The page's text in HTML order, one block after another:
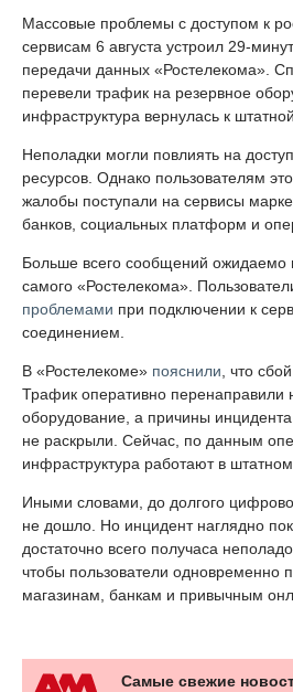
Массовые проблемы с доступом к
сервисам 6 августа устроил 29-
передачи данных «Ростелекома».
перевели трафик на резервное
инфраструктура вернулась к
Неполадки могли повлиять на
ресурсов. Однако пользователям
жалобы поступали на сервисы
банков, социальных платформ и
Больше всего сообщений ожидаемо
самого «Ростелекома».
проблемами при подключении к
соединением.
В «Ростелекоме» пояснили , что
Трафик оперативно перенаправили
оборудование, а причины
не раскрыли. Сейчас, по данным
инфраструктура работают в
Иными словами, до долгого
не дошло. Но инцидент наглядно
достаточно всего получаса
чтобы пользователи одновременно
магазинам, банкам и привычным
Самые свежие